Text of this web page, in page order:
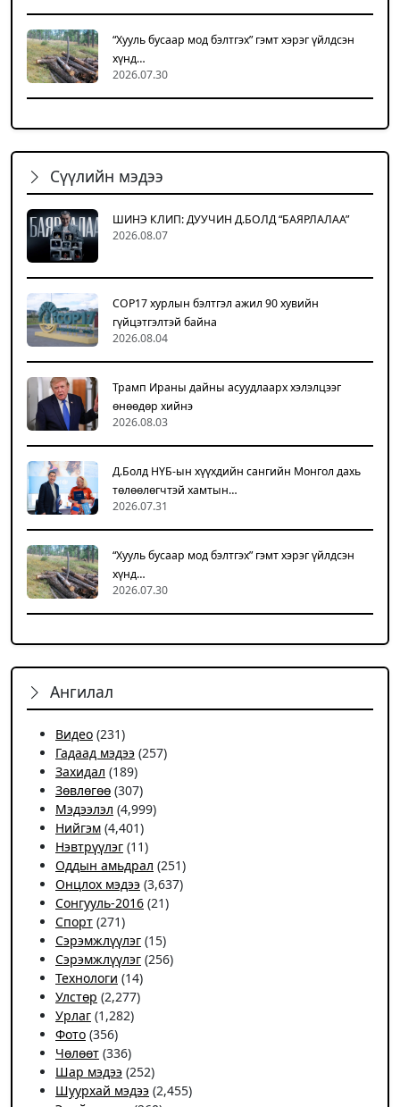
“Хууль бусаар мод бэлтгэх” гэмт хэрэг үйлдсэн
хүнд…
2026.07.30
Сүүлийн мэдээ
ШИНЭ КЛИП: ДУУЧИН Д.БОЛД “БАЯРЛАЛАА”
2026.08.07
COP17 хурлын бэлтгэл ажил 90 хувийн
гүйцэтгэлтэй байна
2026.08.04
Трамп Ираны дайны асуудлаарх хэлэлцээг
өнөөдөр хийнэ
2026.08.03
Д.Болд НҮБ-ын хүүхдийн сангийн Монгол дахь
төлөөлөгчтэй хамтын…
2026.07.31
“Хууль бусаар мод бэлтгэх” гэмт хэрэг үйлдсэн
хүнд…
2026.07.30
Ангилал
Видео (231)
Гадаад мэдээ (257)
Захидал (189)
Зөвлөгөө (307)
Мэдээлэл (4,999)
Нийгэм (4,401)
Нэвтрүүлэг (11)
Оддын амьдрал (251)
Онцлох мэдээ (3,637)
Сонгууль-2016 (21)
Спорт (271)
Сэрэмжлүүлэг (15)
Сэрэмжлүүлэг (256)
Технологи (14)
Улстөр (2,277)
Урлаг (1,282)
Фото (356)
Чѳлѳѳт (336)
Шар мэдээ (252)
Шуурхай мэдээ (2,455)